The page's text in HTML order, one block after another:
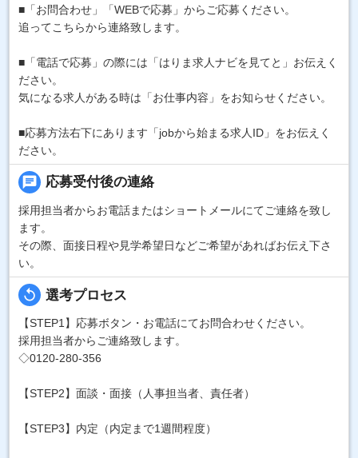
■「お問合わせ」「WEBで応募」からご応募ください。
追ってこちらから連絡致します。
■「電話で応募」の際には「はりま求人ナビを見てと」お伝えく
ださい。
気になる求人がある時は「お仕事内容」をお知らせください。
■応募方法右下にあります「jobから始まる求人ID」をお伝えく
ださい。
chat 応募受付後の連絡
採用担当者からお電話またはショートメールにてご連絡を致し
ます。
その際、面接日程や見学希望日などご希望があればお伝え下さ
い。
replay 選考プロセス
【STEP1】応募ボタン・お電話にてお問合わせください。
採用担当者からご連絡致します。
◇0120-280-356
【STEP2】面談・面接（人事担当者、責任者）
【STEP3】内定（内定まで1週間程度）